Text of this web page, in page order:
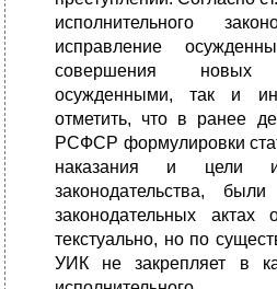
исполнительного
исправление
совершения новых
осужденными, так и
отметить, что в ранее
РСФСР формулировки
наказания и цели
законодательства,
законодательных актах
текстуально, но по
УИК не закрепляет в